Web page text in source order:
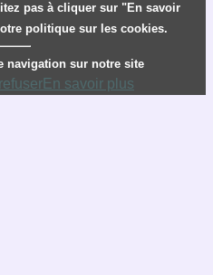
pas à cliquer sur "En savoir
politique sur les cookies.
navigation sur notre site
En savoir plus